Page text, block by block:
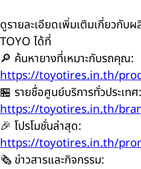
ดูรายละเอียดเพิ่มเติมเกี่ยวกับ
TOYO ได้ที่
🔎 ค้นหายางที่เหมาะกับรถคุณ:
https://toyotires.in.th/
🏪 รายชื่อศูนย์บริการทั่วประเทศ:
https://toyotires.in.th/
🎉 โปรโมชั่นล่าสุด:
https://toyotires.in.th/
🗞️ ข่าวสารและกิจกรรม: